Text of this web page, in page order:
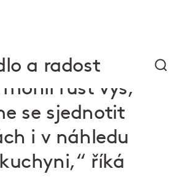
a radost
růst výš,
se sjednotit
i v náhledu
říká